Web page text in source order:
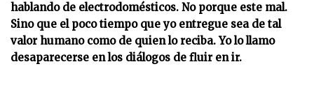
hablando de electrodomésticos. No porque este mal.
Sino que el poco tiempo que yo entregue sea de tal
valor humano como de quien lo reciba. Yo lo llamo
desaparecerse en los diálogos de fluir en ir.